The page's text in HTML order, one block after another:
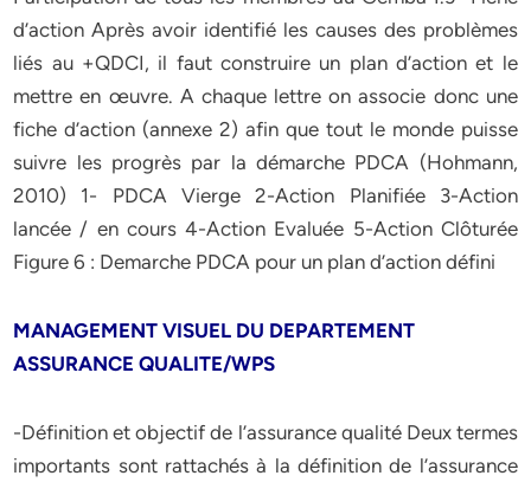
d’action Après avoir identifié les causes des problèmes
liés au +QDCI, il faut construire un plan d’action et le
mettre en œuvre. A chaque lettre on associe donc une
fiche d’action (annexe 2) afin que tout le monde puisse
suivre les progrès par la démarche PDCA (Hohmann,
2010) 1- PDCA Vierge 2-Action Planifiée 3-Action
lancée / en cours 4-Action Evaluée 5-Action Clôturée
Figure 6 : Demarche PDCA pour un plan d’action défini
MANAGEMENT VISUEL DU DEPARTEMENT
ASSURANCE QUALITE/WPS
-Définition et objectif de l’assurance qualité Deux termes
importants sont rattachés à la définition de l’assurance